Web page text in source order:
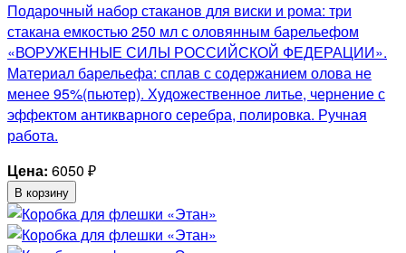
Подарочный набор стаканов для виски и рома: три
стакана емкостью 250 мл с оловянным барельефом
«ВОРУЖЕННЫЕ СИЛЫ РОССИЙСКОЙ ФЕДЕРАЦИИ».
Материал барельефа: сплав с содержанием олова не
менее 95%(пьютер). Художественное литье, чернение с
эффектом антикварного серебра, полировка. Ручная
работа.
Цена: 6050 ₽
В корзину